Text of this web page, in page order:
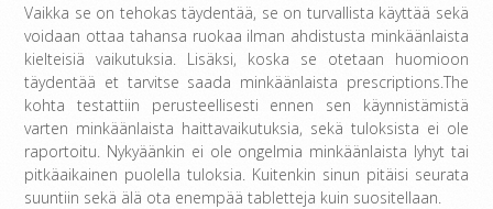
Vaikka se on tehokas täydentää, se on turvallista käyttää sekä
voidaan ottaa tahansa ruokaa ilman ahdistusta minkäänlaista
kielteisiä vaikutuksia. Lisäksi, koska se otetaan huomioon
täydentää et tarvitse saada minkäänlaista prescriptions.The
kohta testattiin perusteellisesti ennen sen käynnistämistä
varten minkäänlaista haittavaikutuksia, sekä tuloksista ei ole
raportoitu. Nykyäänkin ei ole ongelmia minkäänlaista lyhyt tai
pitkäaikainen puolella tuloksia. Kuitenkin sinun pitäisi seurata
suuntiin sekä älä ota enempää tabletteja kuin suositellaan.